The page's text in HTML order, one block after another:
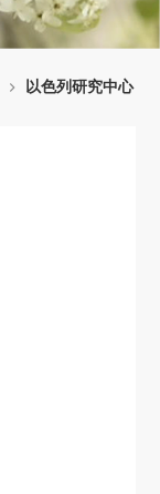
以色列研究中心